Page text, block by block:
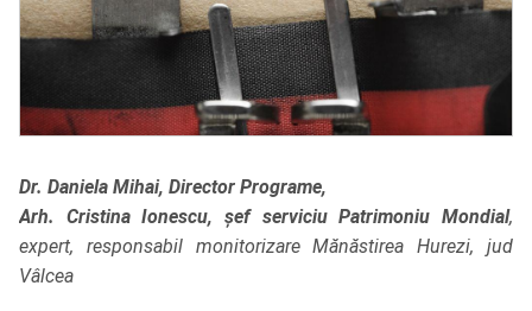
Dr. Daniela Mihai, Director Programe,
Arh. Cristina Ionescu, șef serviciu Patrimoniu Mondial,
expert, responsabil monitorizare Mănăstirea Hurezi, jud
Vâlcea